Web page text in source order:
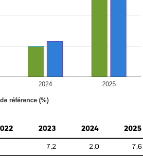
référence (%)
2024 2025
2023 2024 2025
7,2 2,0 7,6